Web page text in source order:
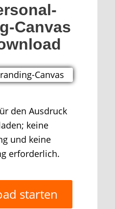
Canvas
den Ausdruck
keine
und keine
erforderlich.
starten